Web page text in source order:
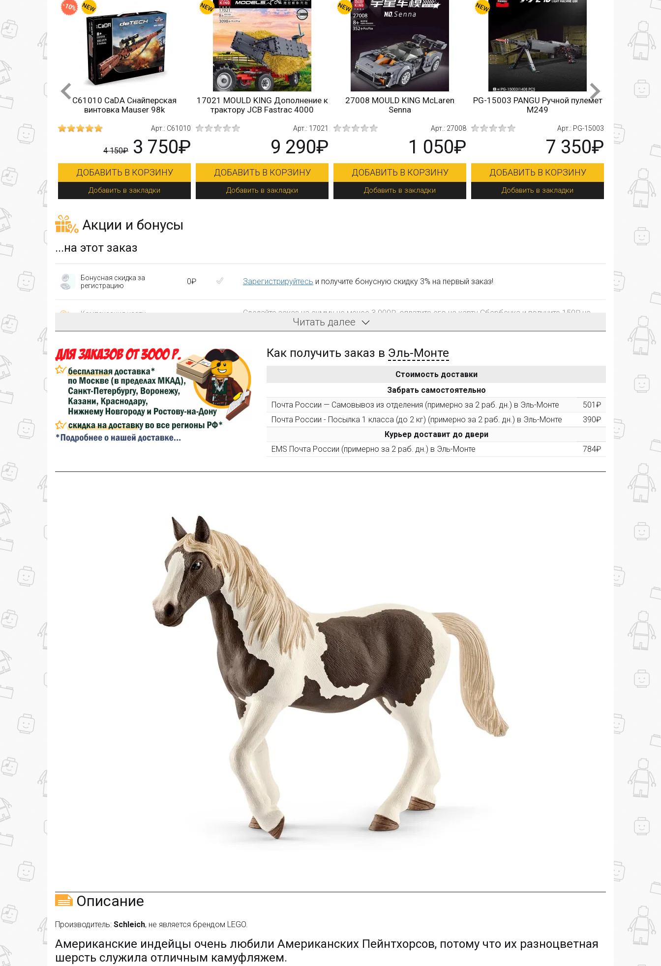
Арт.: 5215
190₽
C61010 CaDA Снайперская
винтовка Mauser 98k
Арт.: C61010
4 150₽ 3 750₽
ДОБАВИТЬ В КОРЗИНУ
Добавить в закладки
-10%
17021 MOULD KING Дополнение к
трактору JCB Fastrac 4000
Арт.: 17021
9 290₽
ДОБАВИТЬ В КОРЗИНУ
Добавить в закладки
27008 MOULD KING McLaren
Senna
Арт.: 27008
1 050₽
ДОБАВИТЬ В КОРЗИНУ
Добавить в закладки
PG-15003 PANGU Ручной пулемет
M249
Арт.: PG-15003
7 350₽
ДОБАВИТЬ В КОРЗИНУ
Добавить в закладки
90009
Акции и бонусы
...на этот заказ
Бонусная скидка за
регистрацию
0₽ Зарегистрируйтесь и получите бонусную скидку 3% на первый заказ!
Компенсация части
Сделайте заказ на сумму не менее 3 000₽, оплатите его на карту Сбербанка и получите 150₽ на
компенсацию доставки.
...на следующий заказ
Золотая скидка
персональная
10%
После того, как сумма Ваших заказов превысит 3000 рублей, Вы получите постоянную скидку на
все повторные заказы - 10%
(фото сборки) до 10%
Пришлите фото поэтапной сборки купленного конструктора и получите дополнительную скидку
10% при покупке следующего набора (не дороже 10 000 рублей).
на нашем сайте
100₽
за текстовый отзыв или 100₽ за отзыв с фото.
Участвуйте в конкурсах и розыгрышах в нашейгруппе ВКи выигрывайте отличные призы!
Подробные условия всех акций и бонусов...
Читать далее
Как получить заказ в Эль-Монте
Стоимость доставки
Забрать самостоятельно
Почта России — Самовывоз из отделения (примерно за 2 раб. дн.) в Эль-Монте
501₽
Почта России - Посылка 1 класса (до 2 кг) (примерно за 2 раб. дн.) в Эль-Монте
390₽
Курьер доставит до двери
EMS Почта России (примерно за 2 раб. дн.) в Эль-Монте
784₽
Описание
Производитель: Schleich, не является брендом LEGO.
Американские индейцы очень любили Американских Пейнтхорсов, потому что их разноцветная
шерсть служила отличным камуфляжем.